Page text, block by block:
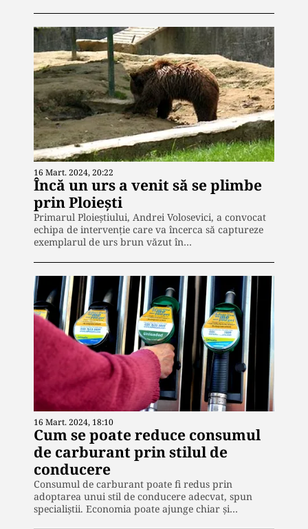
16 Mart. 2024, 20:22
Încă un urs a venit să se plimbe
prin Ploiești
Primarul Ploieştiului, Andrei Volosevici, a convocat
echipa de intervenţie care va încerca să captureze
exemplarul de urs brun văzut în…
16 Mart. 2024, 18:10
Cum se poate reduce consumul
de carburant prin stilul de
conducere
Consumul de carburant poate fi redus prin
adoptarea unui stil de conducere adecvat, spun
specialiștii. Economia poate ajunge chiar și…